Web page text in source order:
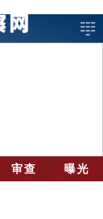
审查 曝光